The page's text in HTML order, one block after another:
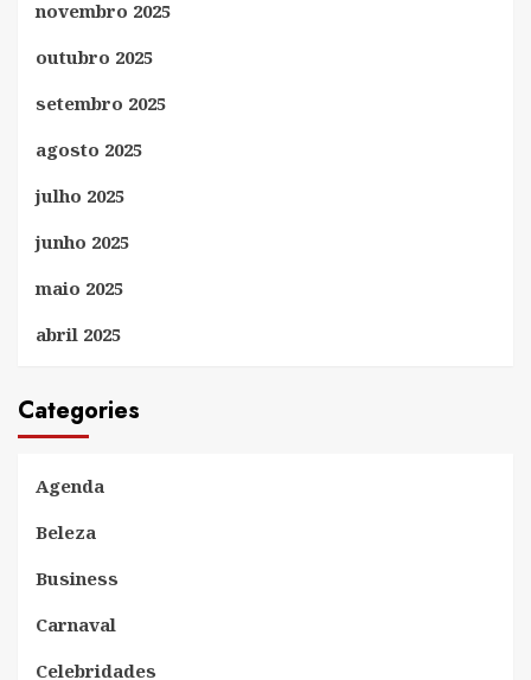
novembro 2025
outubro 2025
setembro 2025
agosto 2025
julho 2025
junho 2025
maio 2025
abril 2025
Categories
Agenda
Beleza
Business
Carnaval
Celebridades